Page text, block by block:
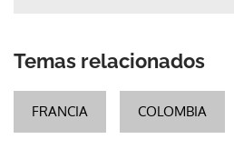
FRANCIA COLOMBIA